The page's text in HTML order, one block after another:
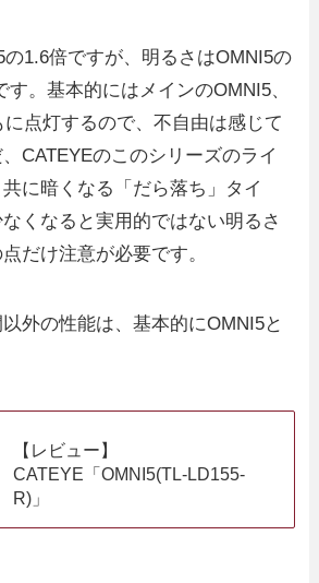
の1.6倍ですが、明るさはOMNI5の
。基本的にはメインのOMNI5、
点灯するので、不自由は感じて
CATEYEのこのシリーズのライ
共に暗くなる「だら落ち」タイ
くなると実用的ではない明るさ
だけ注意が必要です。
外の性能は、基本的にOMNI5と
【レビュー】
CATEYE「OMNI5(TL-LD155-
R)」